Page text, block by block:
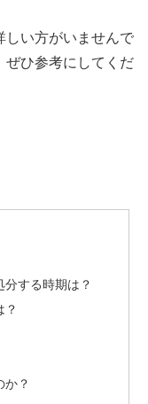
しい方がいませんで
ぜひ参考にしてくだ
する時期は？
？
か？